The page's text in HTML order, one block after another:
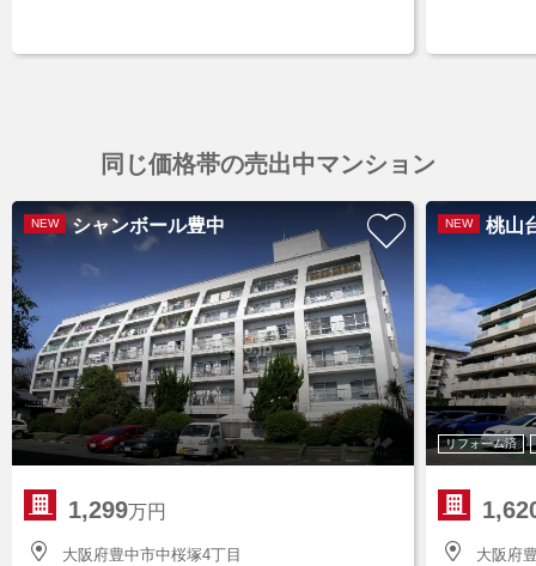
同じ価格帯の売出中マンション
NEW シャンボール豊中
1,299万円
大阪府豊中市中桜塚4丁目
NEW 桃山
リフォーム済
大阪府